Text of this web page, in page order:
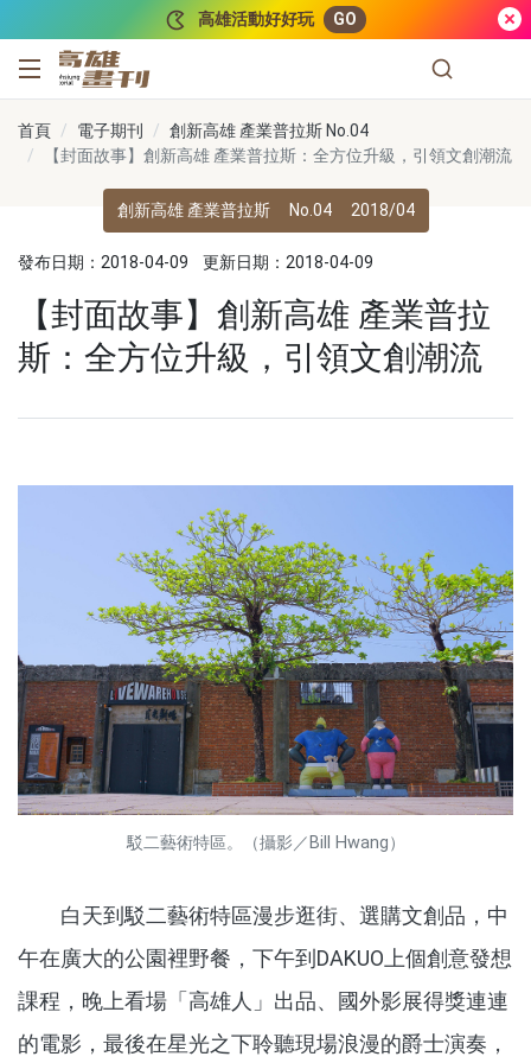
高雄活動好好玩 GO
高雄畫刊
首頁 電子期刊
創新高雄 產業普拉斯 No.04
【封面故事】創新高雄 產業普拉斯：全方位升級，引領文創潮流
創新高雄 產業普拉斯 No.04 2018/04
發布日期：2018-04-09 更新日期：2018-04-09
【封面故事】創新高雄 產業普拉
斯：全方位升級，引領文創潮流
駁二藝術特區。（攝影／Bill Hwang）
白天到駁二藝術特區漫步逛街、選購文創品，中
午在廣大的公園裡野餐，下午到DAKUO上個創意發想
課程，晚上看場「高雄人」出品、國外影展得獎連連
的電影，最後在星光之下聆聽現場浪漫的爵士演奏，